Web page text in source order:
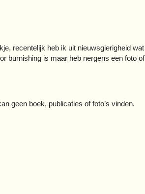
recentelijk heb ik uit nieuwsgierigheid wat
burnishing is maar heb nergens een foto of
geen boek, publicaties of foto’s vinden.